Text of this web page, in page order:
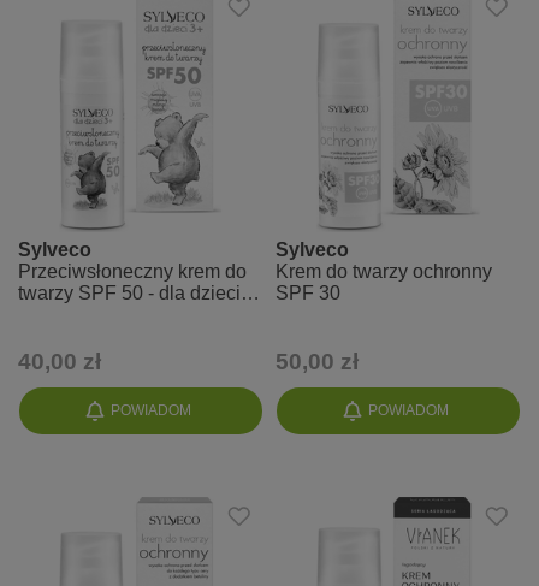
POWIADOM
Sylveco
Przeciwsłoneczny krem do
twarzy SPF 50 - dla dzieci
40,00 zł
POWIADOM
Sylveco
Krem do twarzy ochronny
SPF 30
50,00 zł